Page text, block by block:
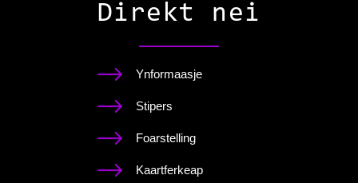
Direkt nei
Ynformaasje
Stipers
Foarstelling
Kaartferkeap